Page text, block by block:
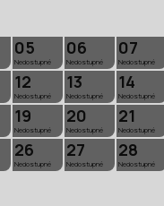
05
Nedostupné
06
Nedostupné
07
Nedostupné
12
Nedostupné
13
Nedostupné
14
Nedostupné
19
Nedostupné
20
Nedostupné
21
Nedostupné
26
Nedostupné
27
Nedostupné
28
Nedostupné